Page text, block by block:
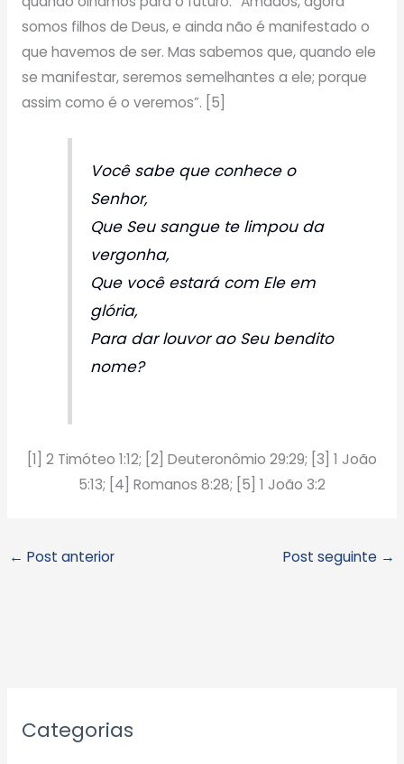
somos filhos de Deus, e ainda não é manifestado o
que havemos de ser. Mas sabemos que, quando ele
se manifestar, seremos semelhantes a ele; porque
assim como é o veremos”. [5]
Você sabe que conhece o
Senhor,
Que Seu sangue te limpou da
vergonha,
Que você estará com Ele em
glória,
Para dar louvor ao Seu bendito
nome?
[1] 2 Timóteo 1:12; [2] Deuteronômio 29:29; [3] 1 João
5:13; [4] Romanos 8:28; [5] 1 João 3:2
← Post anterior Post seguinte →
Categorias
r